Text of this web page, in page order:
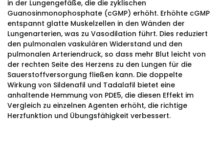
in der Lungengefäße, die die zyklischen
Guanosinmonophosphate (cGMP) erhöht. Erhöhte cGMP
entspannt glatte Muskelzellen in den Wänden der
Lungenarterien, was zu Vasodilation führt. Dies reduziert
den pulmonalen vaskulären Widerstand und den
pulmonalen Arteriendruck, so dass mehr Blut leicht von
der rechten Seite des Herzens zu den Lungen für die
Sauerstoffversorgung fließen kann. Die doppelte
Wirkung von Sildenafil und Tadalafil bietet eine
anhaltende Hemmung von PDE5, die diesen Effekt im
Vergleich zu einzelnen Agenten erhöht, die richtige
Herzfunktion und Übungsfähigkeit verbessert.